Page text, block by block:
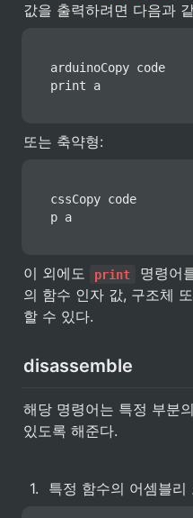
값을 출력하려면 다음과
arduinoCopy code
print a
또는 축약형:
cssCopy code
p a
이 외에도 print
명령어
의 함수 인자 값, 구조체
할 수 있다.
disassemble
해당 명령어는 특정 부분
있도록 해준다.
1. 특정 함수의 어셈블리